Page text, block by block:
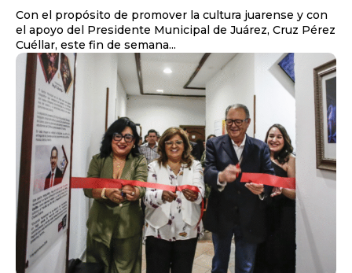
Con el propósito de promover la cultura juarense y con
el apoyo del Presidente Municipal de Juárez, Cruz Pérez
Cuéllar, este fin de semana...